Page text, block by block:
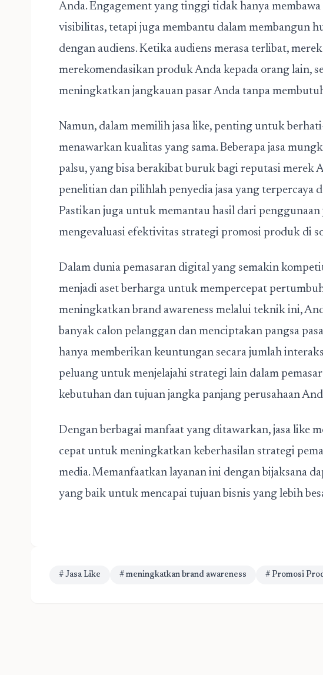
Anda. Engagement yang tinggi tidak hanya
visibilitas, tetapi juga membantu dalam membangun
dengan audiens. Ketika audiens merasa terlibat,
merekomendasikan produk Anda kepada orang lain,
meningkatkan jangkauan pasar Anda tanpa
Namun, dalam memilih jasa like, penting untuk
menawarkan kualitas yang sama. Beberapa jasa
palsu, yang bisa berakibat buruk bagi reputasi merek
penelitian dan pilihlah penyedia jasa yang terpercaya
Pastikan juga untuk memantau hasil dari penggunaan
mengevaluasi efektivitas strategi promosi produk di
Dalam dunia pemasaran digital yang semakin
menjadi aset berharga untuk mempercepat
meningkatkan brand awareness melalui teknik ini,
banyak calon pelanggan dan menciptakan pangsa
hanya memberikan keuntungan secara jumlah
peluang untuk menjelajahi strategi lain dalam
kebutuhan dan tujuan jangka panjang perusahaan
Dengan berbagai manfaat yang ditawarkan, jasa like
cepat untuk meningkatkan keberhasilan strategi
media. Memanfaatkan layanan ini dengan bijaksana
yang baik untuk mencapai tujuan bisnis yang lebih
# Jasa Like # meningkatkan brand awareness # Promosi